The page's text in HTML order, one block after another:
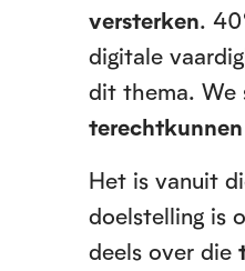
versterken.
digitale
dit thema. We
terechtkunnen
Het is vanuit
doelstelling is
deels over die